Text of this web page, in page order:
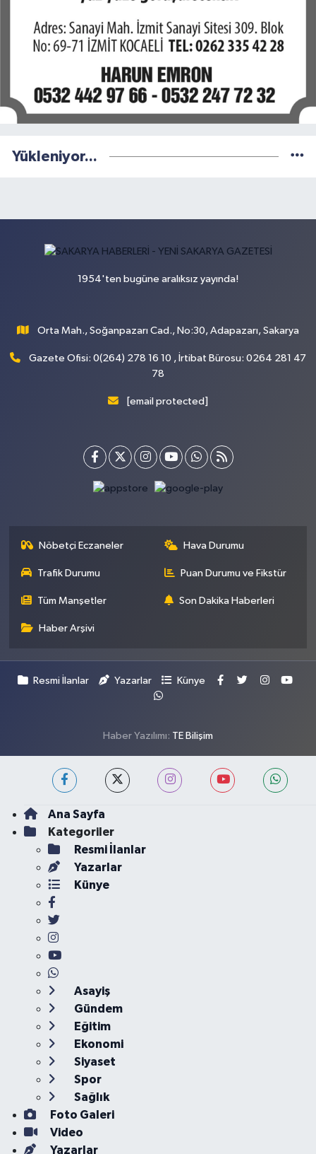
Yükleniyor...
1954'ten bugüne aralıksız yayında!
Orta Mah., Soğanpazarı Cad., No:30, Adapazarı, Sakarya
Gazete Ofisi: 0(264) 278 16 10 , İrtibat Bürosu: 0264 281 47
78
[email protected]
Nöbetçi Eczaneler Hava Durumu
Trafik Durumu Puan Durumu ve Fikstür
Tüm Manşetler Son Dakika Haberleri
Haber Arşivi
Resmi İlanlar Yazarlar Künye
Haber Yazılımı: TE Bilişim
Ana Sayfa
Kategoriler
Resmi İlanlar
Yazarlar
Künye
Asayiş
Gündem
Eğitim
Ekonomi
Siyaset
Spor
Sağlık
Foto Galeri
Video
Yazarlar